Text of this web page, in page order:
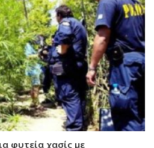
φυτεία χασίς με